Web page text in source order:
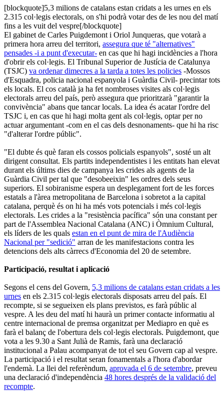
[blockquote]5,3 milions de catalans estan cridats a les urnes en els
2.315 col·legis electorals, on s'hi podrà votar des de les nou del matí
fins a les vuit del vespre[/blockquote]
El gabinet de Carles Puigdemont i Oriol Junqueras, que votarà a
primera hora arreu del territori, assegura que té "alternatives"
pensades -i a punt d'executar- en cas que hi hagi incidències a l'hora
d'obrir els col·legis. El Tribunal Superior de Justícia de Catalunya
(TSJC) va ordenar dimecres a la tarda a totes les policies -Mossos
d'Esquadra, policia nacional espanyola i Guàrdia Civil- precintar tots
els locals. El cos català ja ha fet nombroses visites als col·legis
electorals arreu del país, però assegura que prioritzarà "garantir la
convivència" abans que tancar locals. La idea és acatar l'ordre del
TSJC i, en cas que hi hagi molta gent als col·legis, optar per no
actuar argumentant -com en el cas dels desnonaments- que hi ha risc
"d'alterar l'ordre públic".
"El dubte és què faran els cossos policials espanyols", sosté un alt
dirigent consultat. Els partits independentistes i les entitats han elevat
durant els últims dies de campanya les crides als agents de la
Guàrdia Civil per tal que "desobeeixin" les ordres dels seus
superiors. El sobiranisme espera un desplegament fort de les forces
estatals a l'àrea metropolitana de Barcelona i sobretot a la capital
catalana, perquè és on hi ha més vots potencials i més col·legis
electorals. Les crides a la "resistència pacífica" són una constant per
part de l'Assemblea Nacional Catalana (ANC) i Òmnium Cultural,
els líders de les quals estan en el punt de mira de l'Audiència
Nacional per "sedició" arran de les manifestacions contra les
detencions dels alts càrrecs d'Economia del 20 de setembre.
Participació, resultat i aplicació
Segons el cens del Govern, 5,3 milions de catalans estan cridats a les
urnes en els 2.315 col·legis electorals disposats arreu del país. El
recompte, si se segueixen els plans previstos, es farà públic al
vespre. A les deu del matí hi haurà un primer contacte informatiu al
centre internacional de premsa organitzat per Mediapro en què es
farà el balanç de l'obertura dels col·legis electorals. Puigdemont, que
vota a les 9.30 a Sant Julià de Ramis, farà una declaració
institucional a Palau acompanyat de tot el seu Govern cap al vespre.
La participació i el resultat seran fonamentals a l'hora d'abordar
l'endemà. La llei del referèndum, aprovada el 6 de setembre, preveu
una declaració d'independència 48 hores després de la validació del
recompte.